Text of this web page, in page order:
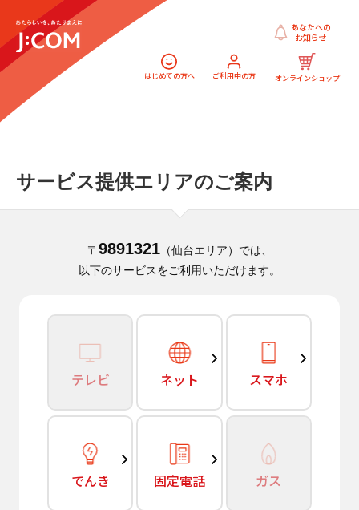
はじめての方へ ご利用中の方 オンラインショップ
あなたへの
お知らせ
サービス提供エリアのご案内
〒 9891321（仙台エリア）では、
以下のサービスをご利用いただけます。
テレビ ネット スマホ
でんき 固定電話 ガス